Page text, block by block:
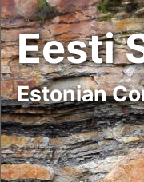
Eesti
Estonian